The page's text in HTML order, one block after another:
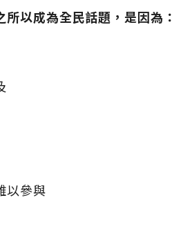
以成為全民話題，是因為：
以參與